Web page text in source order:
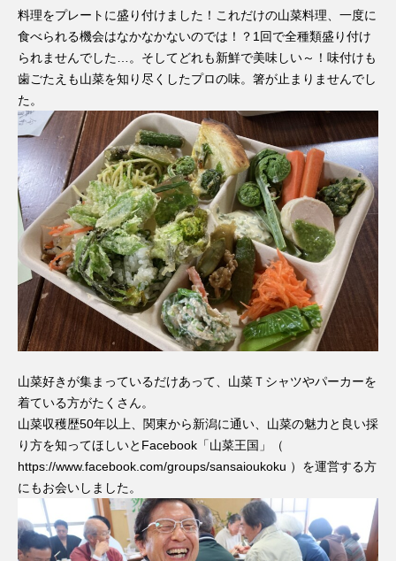
料理をプレートに盛り付けました！これだけの山菜料理、一度に
食べられる機会はなかなかないのでは！？1回で全種類盛り付け
られませんでした…。そしてどれも新鮮で美味しい～！味付けも
歯ごたえも山菜を知り尽くしたプロの味。箸が止まりませんでし
た。
山菜好きが集まっているだけあって、山菜Ｔシャツやパーカーを
着ている方がたくさん。
山菜収穫歴50年以上、関東から新潟に通い、山菜の魅力と良い採
り方を知ってほしいとFacebook「山菜王国」（
https://www.facebook.com/groups/sansaioukoku ）を運営する方
にもお会いしました。